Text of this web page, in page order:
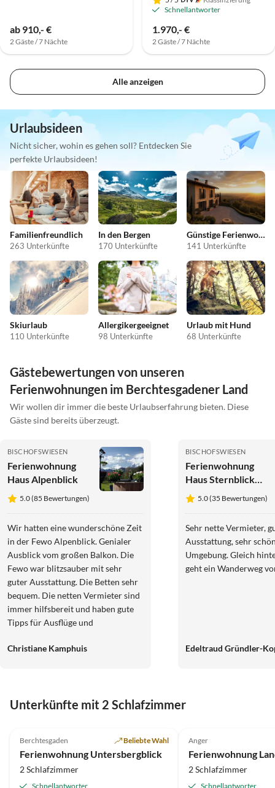
ab 910,- €
2 Gäste / 7 Nächte
Schnellantworter
1.970,- €
2 Gäste / 7 Nächte
Alle anzeigen
Urlaubsideen
Nicht sicher, wohin es gehen soll? Entdecken Sie
perfekte Urlaubsideen!
Familienfreundlich
263 Unterkünfte
In den Bergen
170 Unterkünfte
Günstige Ferienwohnungen
141 Unterkünfte
Skiurlaub
110 Unterkünfte
Allergikergeeignet
98 Unterkünfte
Urlaub mit Hund
68 Unterkünfte
Gästebewertungen von unseren
Ferienwohnungen im Berchtesgadener Land
Wir wollen dir immer die beste Urlaubserfahrung bieten. Diese
Gäste sind bereits überzeugt.
BISCHOFSWIESEN
Ferienwohnung
Haus Alpenblick
5.0 (85 Bewertungen)
Wir hatten eine wunderschöne Zeit
in der Fewo Alpenblick. Genialer
Ausblick vom großen Balkon. Die
Fewo war blitzsauber mit sehr
guter Ausstattung. Die Betten sehr
bequem. Die netten Vermieter sind
immer hilfsbereit und haben gute
Tipps für Ausflüge und
wohl gefühlt und würden jederzeit
Christiane Kamphuis
BISCHOFSWIESEN
Ferienwohnung
Haus Sternblick
Ferienwohnung
Lattengebirge
5.0 (35 Bewertungen)
Sehr nette Vermieter,
Ausstattung, sehr
Umgebung. Gleich
geht ein Wanderweg
Edeltraud Gründler-
Unterkünfte mit 2 Schlafzimmer
Tour
Berchtesgaden Beliebte Wahl
Ferienwohnung Untersbergblick
2 Schlafzimmer
Schnellantworter
Anger
2 Schlafzimmer
Schnellantworter